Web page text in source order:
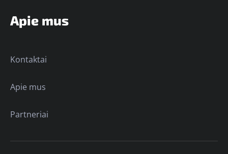
Apie mus
Kontaktai
Apie mus
Partneriai